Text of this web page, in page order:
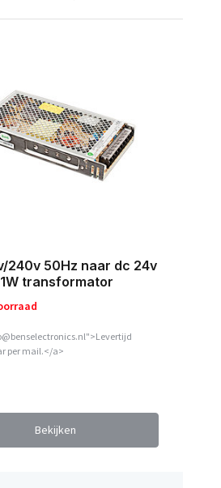
240v 50Hz naar dc 24v
transformator
per mail.</a>
Bekijken